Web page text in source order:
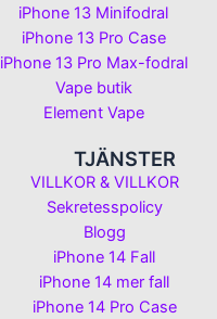
iPhone 13 Minifodral
iPhone 13 Pro Case
iPhone 13 Pro Max-fodral
Vape butik
Element Vape
TJÄNSTER
VILLKOR & VILLKOR
Sekretesspolicy
Blogg
iPhone 14 Fall
iPhone 14 mer fall
iPhone 14 Pro Case